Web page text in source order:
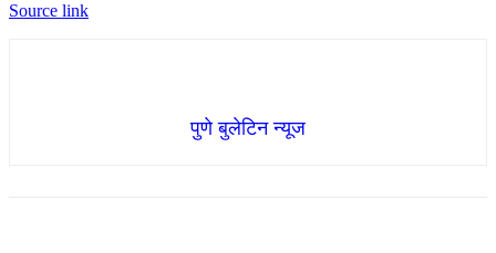
Source link
पुणे बुलेटिन न्यूज